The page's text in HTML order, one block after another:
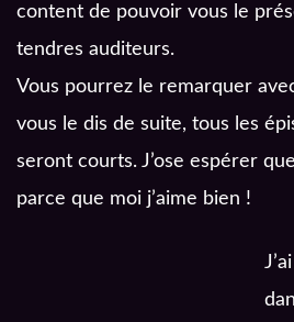
content de pouvoir vous le
tendres auditeurs.
Vous pourrez le remarquer
vous le dis de suite, tous les
seront courts. J’ose espérer
parce que moi j’aime bien !